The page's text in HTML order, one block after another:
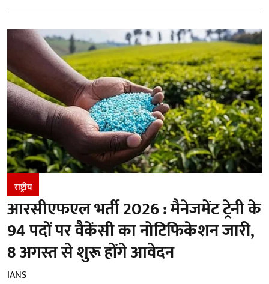
राष्ट्रीय
आरसीएफएल भर्ती 2026 : मैनेजमेंट ट्रेनी के
94 पदों पर वैकेंसी का नोटिफिकेशन जारी,
8 अगस्त से शुरू होंगे आवेदन
IANS